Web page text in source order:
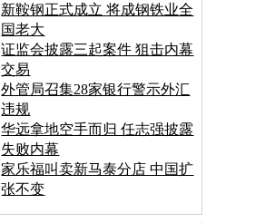
新鞍钢正式成立 将成钢铁业全
国老大
证监会披露三起案件 狙击内幕
交易
外管局召集28家银行警示外汇
违规
华远拿地空手而归 任志强披露
失败内幕
家乐福叫卖新马泰分店 中国扩
张不变